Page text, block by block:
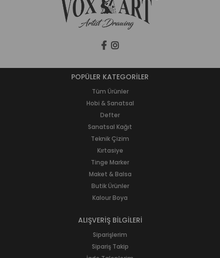
POPÜLER KATEGORİLER
Tüm Ürünler
Hobi & Sanatsal
Defter
Sanatsal Kağıt
Teknik Çizim
Kırtasiye
Tinge Marker
Maket & Balsa
Butik Ürünler
Kalour Boya
ALIŞVERİŞ BİLGİLERİ
Siparişlerim
Sipariş Takip